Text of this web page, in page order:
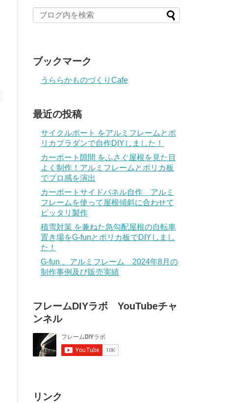
ブックマーク
うららかものづくりCafe
最近の投稿
サイクルポート をアルミフレームとポ
リカプラダンで自作DIYしました！
カーポート隙間 をふさぐ屋根を見た目
よく制作！アルミフレームとポリカ板
でプロ感を演出
カーポートサイドパネル自作 アルミ
フレームを使って屋根傾斜に合わせて
ピッタリ製作
積雪対策 を兼ねた急勾配屋根の自転車
置き場をG-funとポリカ板でDIYしまし
た！
G-fun 、アルミフレーム 2024年8月の
制作事例及び販売実績
フレームDIYラボ YouTubeチャ
ンネル
リンク